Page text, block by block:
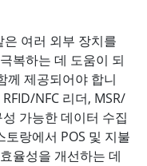
여러 외부 장치를
복하는 데 도움이 되
께 제공되어야 합니
NFC 리더, MSR/
가능한 데이터 수집
랑에서 POS 및 지불
율성을 개선하는 데